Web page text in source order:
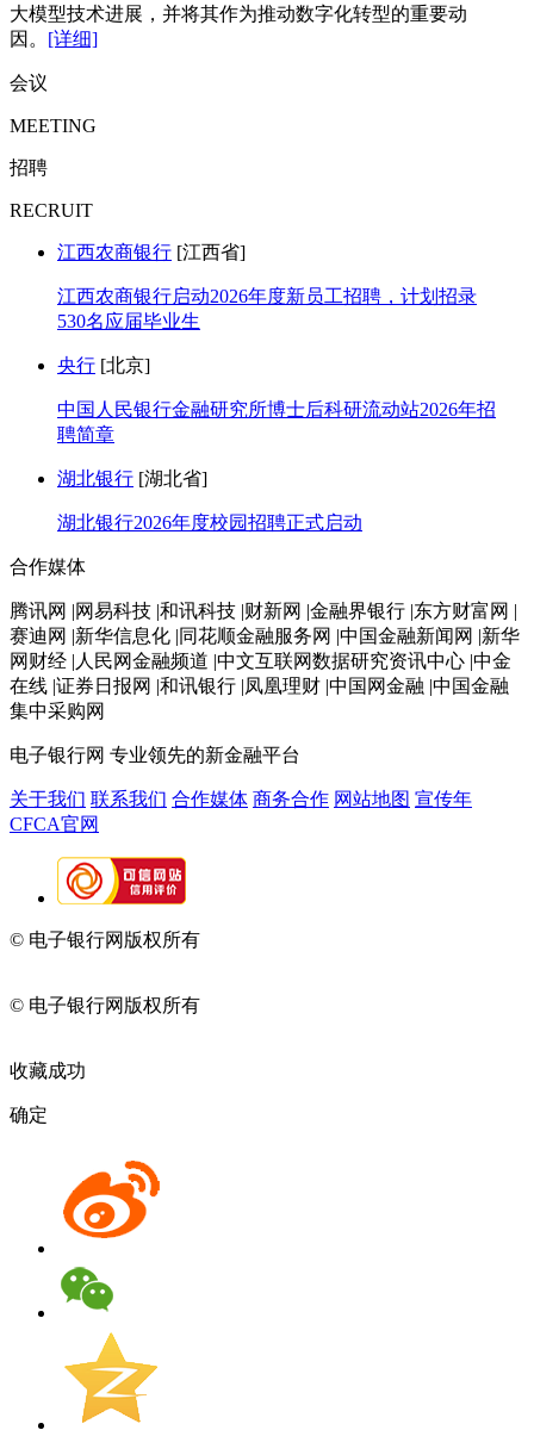
大模型技术进展，并将其作为推动数字化转型的重要动
因。 [详细]
会议
MEETING
招聘
RECRUIT
江西农商银行 [江西省]
江西农商银行启动2026年度新员工招聘，计划招录
530名应届毕业生
央行 [北京]
中国人民银行金融研究所博士后科研流动站2026年招
聘简章
湖北银行 [湖北省]
湖北银行2026年度校园招聘正式启动
合作媒体
腾讯网 |网易科技 |和讯科技 |财新网 |金融界银行 |东方财富网 |
赛迪网 |新华信息化 |同花顺金融服务网 |中国金融新闻网 |新华
网财经 |人民网金融频道 |中文互联网数据研究资讯中心 |中金
在线 |证券日报网 |和讯银行 |凤凰理财 |中国网金融 |中国金融
集中采购网
电子银行网 专业领先的新金融平台
关于我们 联系我们 合作媒体 商务合作 网站地图 宣传年
CFCA官网
© 电子银行网版权所有
© 电子银行网版权所有
收藏成功
确定